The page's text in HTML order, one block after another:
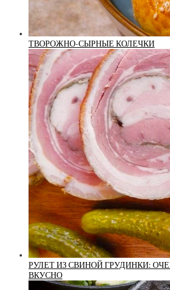
ТВОРОЖНО-СЫРНЫЕ КОЛЕЧКИ
РУЛЕТ ИЗ СВИНОЙ ГРУДИНКИ:
ВКУСНО